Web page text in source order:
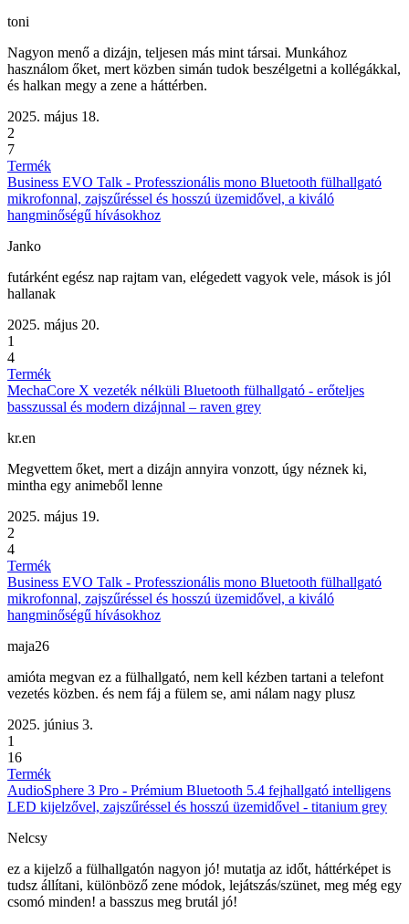
toni
Nagyon menő a dizájn, teljesen más mint társai. Munkához
használom őket, mert közben simán tudok beszélgetni a kollégákkal,
és halkan megy a zene a háttérben.
2025. május 18.
2
7
Termék
Business EVO Talk - Professzionális mono Bluetooth fülhallgató
mikrofonnal, zajszűréssel és hosszú üzemidővel, a kiváló
hangminőségű hívásokhoz
Janko
futárként egész nap rajtam van, elégedett vagyok vele, mások is jól
hallanak
2025. május 20.
1
4
Termék
MechaCore X vezeték nélküli Bluetooth fülhallgató - erőteljes
basszussal és modern dizájnnal – raven grey
kr.en
Megvettem őket, mert a dizájn annyira vonzott, úgy néznek ki,
mintha egy animeből lenne
2025. május 19.
2
4
Termék
Business EVO Talk - Professzionális mono Bluetooth fülhallgató
mikrofonnal, zajszűréssel és hosszú üzemidővel, a kiváló
hangminőségű hívásokhoz
maja26
amióta megvan ez a fülhallgató, nem kell kézben tartani a telefont
vezetés közben. és nem fáj a fülem se, ami nálam nagy plusz
2025. június 3.
1
16
Termék
AudioSphere 3 Pro - Prémium Bluetooth 5.4 fejhallgató intelligens
LED kijelzővel, zajszűréssel és hosszú üzemidővel - titanium grey
Nelcsy
ez a kijelző a fülhallgatón nagyon jó! mutatja az időt, háttérképet is
tudsz állítani, különböző zene módok, lejátszás/szünet, meg még egy
csomó minden! a basszus meg brutál jó!